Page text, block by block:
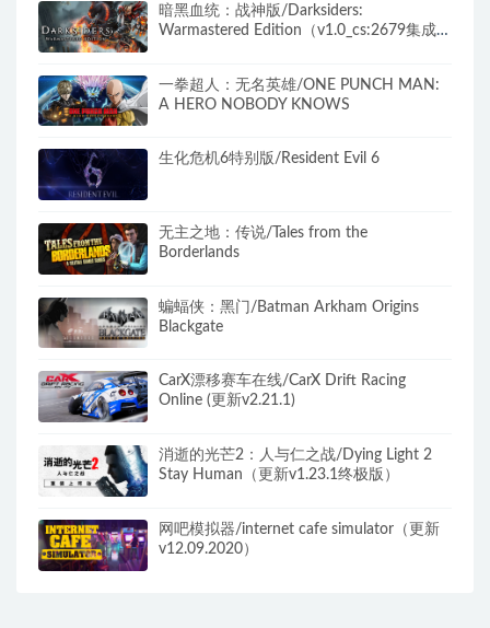
暗黑血统：战神版/Darksiders:
Warmastered Edition（v1.0_cs:2679集成
一拳超人：无名英雄/ONE PUNCH MAN:
A HERO NOBODY KNOWS
生化危机6特别版/Resident Evil 6
无主之地：传说/Tales from the
Borderlands
蝙蝠侠：黑门/Batman Arkham Origins
Blackgate
CarX漂移赛车在线/CarX Drift Racing
Online (更新v2.21.1)
消逝的光芒2：人与仁之战/Dying Light 2
Stay Human（更新v1.23.1终极版）
网吧模拟器/internet cafe simulator（更新
v12.09.2020）